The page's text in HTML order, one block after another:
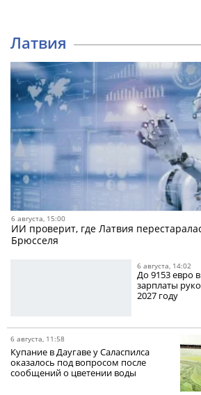
Латвия
6 августа, 15:00
ИИ проверит, где Латвия
Брюсселя
6 августа, 14:02
До 9153 евро
зарплаты
2027 году
6 августа, 11:58
Купание в Даугаве у Саласпилса
оказалось под вопросом после
сообщений о цветении воды